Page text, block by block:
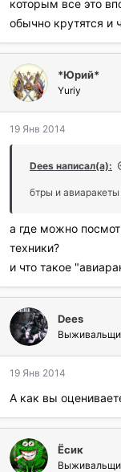
оружие, а
И это меня
которым все это
обычно крутятся и
*Юрий*
Yuriy
19 Янв 2014
Dees написал(а):
бтры и авиаракеты
а где можно
техники?
и что такое
Dees
19 Янв 2014
А как вы
Ёсик